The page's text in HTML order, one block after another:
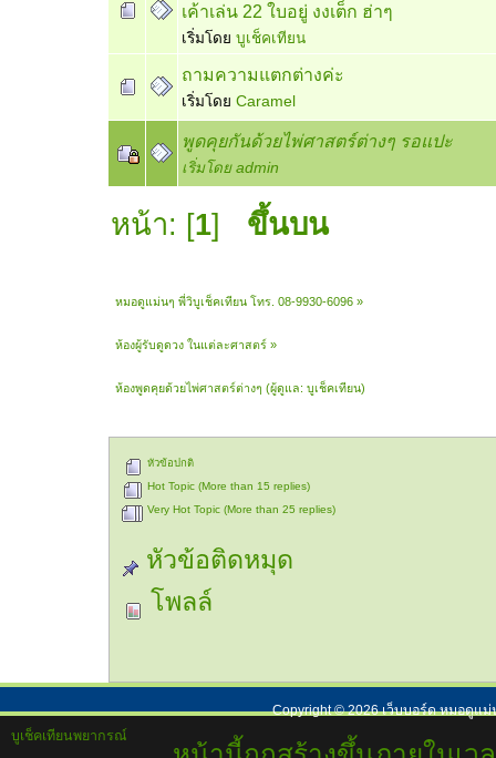
เค้าเล่น 22 ใบอยู่ งงเต็ก ฮ่าๆ
เริ่มโดย บูเช็คเทียน
ถามความแตกต่างค่ะ
เริ่มโดย Caramel
พูดคุยกันด้วยไพ่ศาสตร์ต่างๆ รอแปะ
เริ่มโดย admin
หน้า: [1] ขึ้นบน
หมอดูแม่นๆ พี่วิบูเช็คเทียน โทร. 08-9930-6096 »
ห้องผู้รับดูดวง ในแต่ละศาสตร์ »
ห้องพูดคุยด้วยไพ่ศาสตร์ต่างๆ (ผู้ดูแล:บูเช็คเทียน)
หัวข้อปกติ
Hot Topic (More than 15 replies)
Very Hot Topic (More than 25 replies)
หัวข้อติดหมุด
โพลล์
Copyright ©2026เว็บบอร์ด หมอดูแม่
บูเช็คเทียนพยากรณ์